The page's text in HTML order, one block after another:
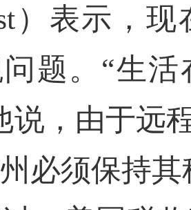
）表示，
题。“生
说，由于远
必须保持